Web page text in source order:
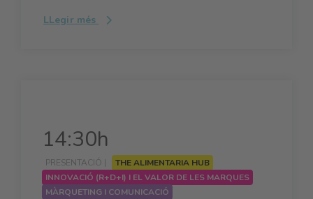
LLegir més
14:30h
PRESENTACIÓ |
THE ALIMENTARIA HUB
INNOVACIÓ (R+D+I) I EL VALOR DE LES MARQUES
MÀRQUETING I COMUNICACIÓ